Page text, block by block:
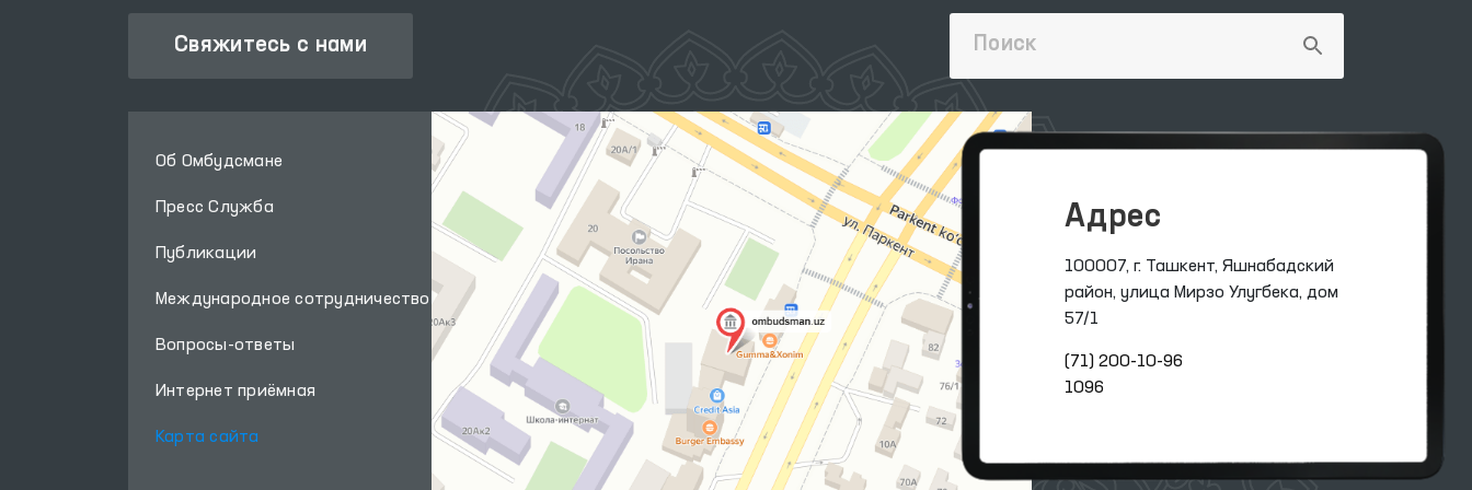
Свяжитесь с нами
Об Омбудсмане
Пресс Служба
Публикации
Международное сотрудничество
Вопросы-ответы
Интернет приёмная
Карта сайта
Адрес
100007, г. Ташкент, Яшнабадский
район, улица Мирзо Улугбека, дом
57/1
(71) 200-10-96
1096